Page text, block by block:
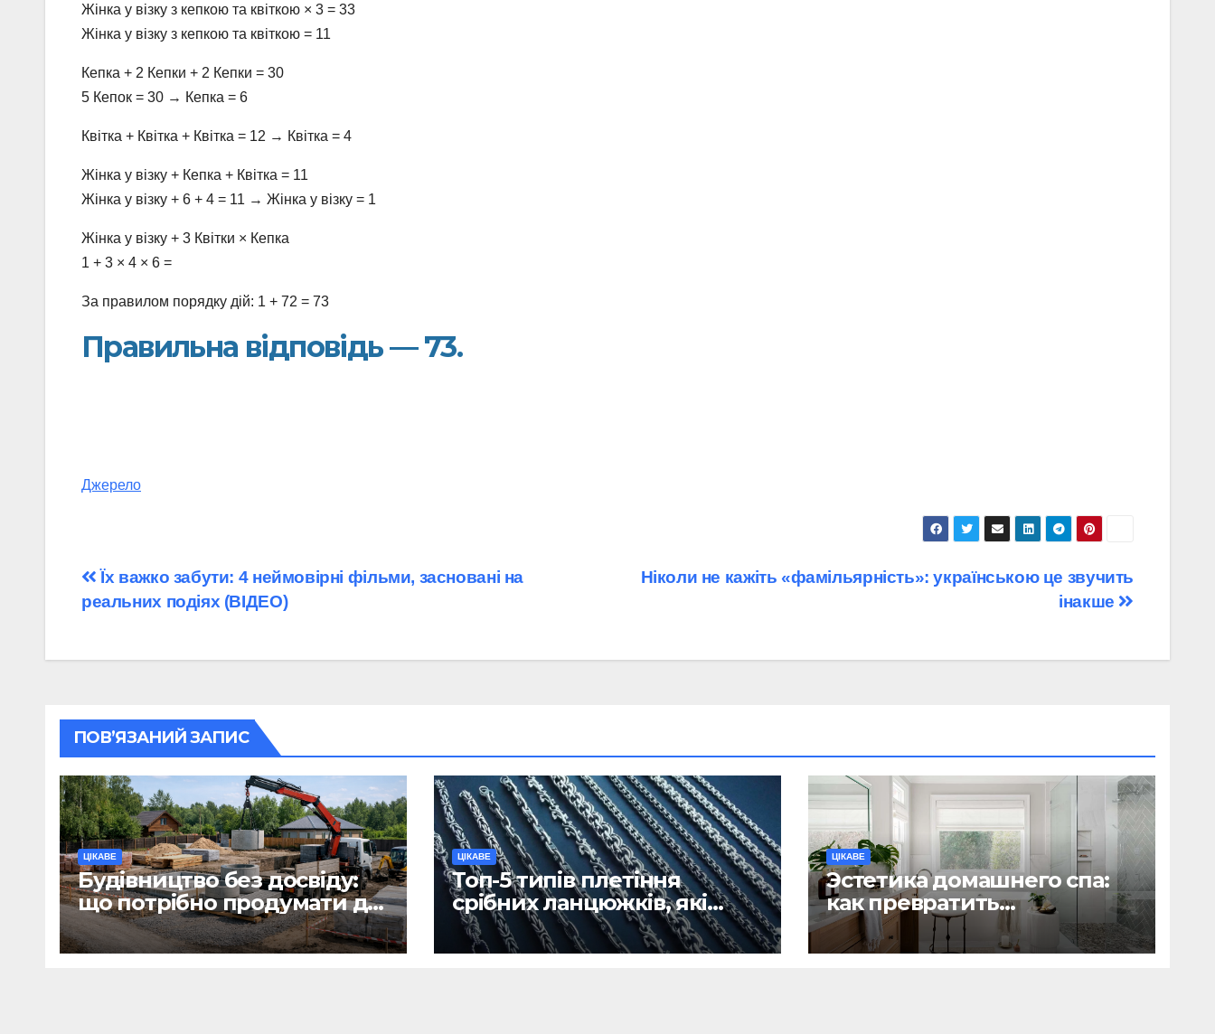
Жінка у візку з кепкою та квіткою × 3 = 33
Жінка у візку з кепкою та квіткою = 11
Кепка + 2 Кепки + 2 Кепки = 30
5 Кепок = 30 → Кепка = 6
Квітка + Квітка + Квітка = 12 → Квітка = 4
Жінка у візку + Кепка + Квітка = 11
Жінка у візку + 6 + 4 = 11 → Жінка у візку = 1
Жінка у візку + 3 Квітки × Кепка
1 + 3 × 4 × 6 =
За правилом порядку дій: 1 + 72 = 73
Правильна відповідь — 73.
Джерело
Навігація
записів
Ніколи не кажіть «фамільярність»: українською це звучить
інакше
Їх важко забути: 4 неймовірні фільми, засновані на
реальних подіях (ВІДЕО)
ПОВ’ЯЗАНИЙ ЗАПИС
ЦІКАВЕ
Будівництво без досвіду:
що потрібно продумати до
першої доставки на
ділянку
ЦІКАВЕ
Топ-5 типів плетіння
срібних ланцюжків, які
вважаються
найнадійнішими
ЦІКАВЕ
Эстетика домашнего спа:
как превратить
ежедневную гигиену в
восстанавливающий